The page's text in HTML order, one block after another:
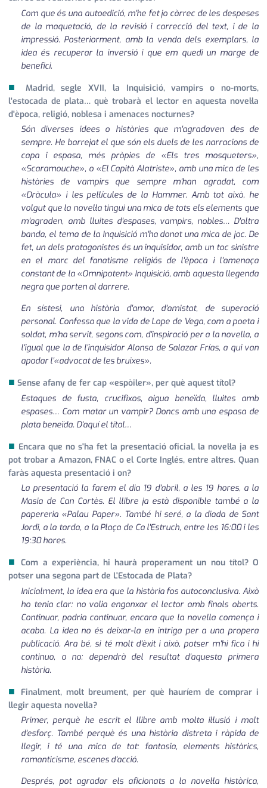
Com que és una autoedició, m'he fet jo càrrec de les despeses
de la maquetació, de la revisió i correcció del text, i de la
impressió. Posteriorment, amb la venda dels exemplars, la
idea és recuperar la inversió i que em quedi un marge de
benefici.
■
Madrid, segle XVII, la Inquisició, vampirs o no-morts,
l'estocada de plata… què trobarà el lector en aquesta novel·la
d'època, religió, noblesa i amenaces nocturnes?
Són diverses idees o històries que m'agradaven des de
sempre. He barrejat el que són els duels de les narracions de
capa i espasa, més pròpies de «Els tres mosqueters»,
«Scaramouche», o «El Capità Alatriste», amb una mica de les
històries de vampirs que sempre m'han agradat, com
«Dràcula» i les pel·lícules de la Hammer. Amb tot això, he
volgut que la novel·la tingui una mica de tots els elements que
m'agraden, amb lluites d'espases, vampirs, nobles… D'altra
banda, el tema de la Inquisició m'ha donat una mica de joc. De
fet, un dels protagonistes és un inquisidor, amb un toc sinistre
en el marc del fanatisme religiós de l'època i l'amenaça
constant de la «Omnipotent» Inquisició, amb aquesta llegenda
negra que porten al darrere.
En sístesi, una història d'amor, d'amistat, de superació
personal. Confesso que la vida de Lope de Vega, com a poeta i
soldat, m'ha servit, segons com, d'inspiració per a la novel·la, a
l'igual que la de l'inquisidor Alonso de Salazar Frías, a qui van
apodar l'«advocat de les bruixes».
■ Sense afany de fer cap «espòiler», per què aquest títol?
Estaques de fusta, crucifixos, aigua beneïda, lluites amb
espases… Com matar un vampir? Doncs amb una espasa de
plata beneïda. D'aquí el títol…
■ Encara que no s'ha fet la presentació oficial, la novel·la ja es
pot trobar a Amazon, FNAC o el Corte Inglés, entre altres. Quan
faràs aquesta presentació i on?
La presentació la farem el dia 19 d'abril, a les 19 hores, a la
Masia de Can Cortès. El llibre ja està disponible també a la
papereria «Palau Paper». També hi seré, a la diada de Sant
Jordi, a la tarda, a la Plaça de Ca l'Estruch, entre les 16:00 i les
19:30 hores.
■Com a experiència, hi haurà properament un nou títol? O
potser una segona part de L'Estocada de Plata?
Inicialment, la idea era que la història fos autoconclusiva. Això
ho tenia clar: no volia enganxar el lector amb finals oberts.
Continuar, podria continuar, encara que la novel·la comença i
acaba. La idea no és deixar-la en intriga per a una propera
publicació. Ara bé, si té molt d'èxit i això, potser m'hi fico i hi
continuo, o no: dependrà del resultat d'aquesta primera
història.
■
Finalment, molt breument, per què hauríem de comprar i
llegir aquesta novel·la?
Primer, perquè he escrit el llibre amb molta il·lusió i molt
d'esforç. També perquè és una història distreta i ràpida de
llegir, i té una mica de tot: fantasia, elements històrics,
romanticisme, escenes d'acció.
Després, pot agradar els aficionats a la novel·la històrica,